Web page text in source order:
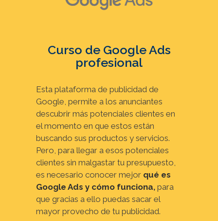
Curso de Google Ads
profesional
Esta plataforma de publicidad de
Google, permite a los anunciantes
descubrir más potenciales clientes en
el momento en que estos están
buscando sus productos y servicios.
Pero, para llegar a esos potenciales
clientes sin malgastar tu presupuesto,
es necesario conocer mejor qué es
Google Ads y cómo funciona, para
que gracias a ello puedas sacar el
mayor provecho de tu publicidad.